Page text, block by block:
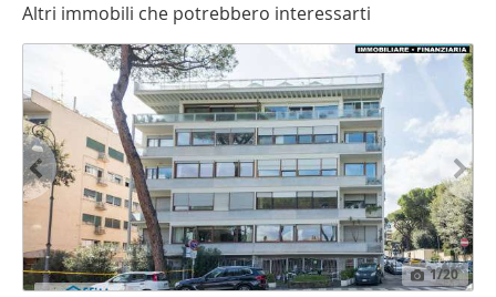
Altri immobili che potrebbero interessarti
1/20